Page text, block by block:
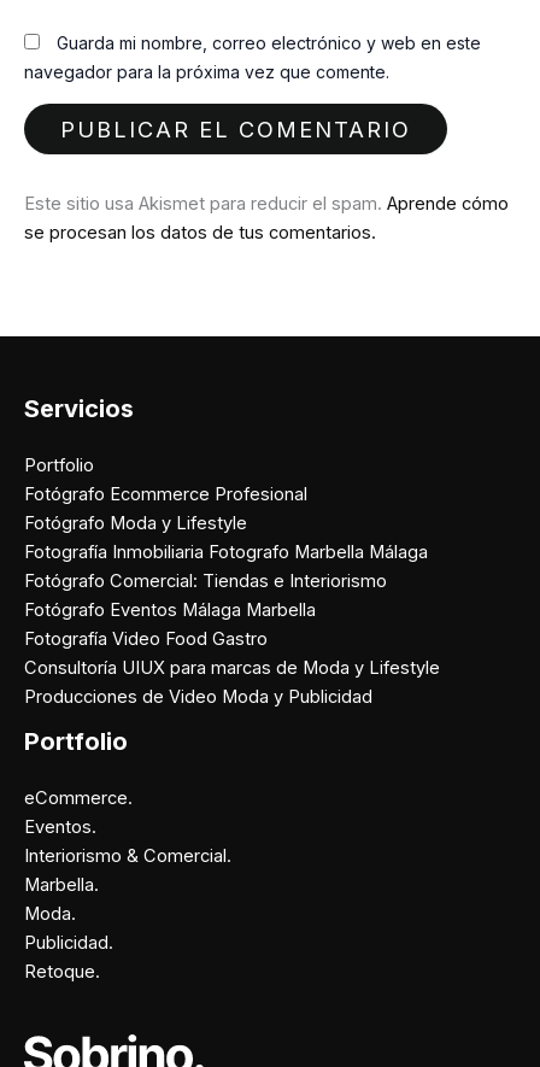
Guarda mi nombre, correo electrónico y web en este
navegador para la próxima vez que comente.
Este sitio usa Akismet para reducir el spam. Aprende cómo
se procesan los datos de tus comentarios.
Servicios
Portfolio
Fotógrafo Ecommerce Profesional
Fotógrafo Moda y Lifestyle
Fotografía Inmobiliaria Fotografo Marbella Málaga
Fotógrafo Comercial: Tiendas e Interiorismo
Fotógrafo Eventos Málaga Marbella
Fotografía Video Food Gastro
Consultoría UIUX para marcas de Moda y Lifestyle
Producciones de Video Moda y Publicidad
Portfolio
eCommerce.
Eventos.
Interiorismo & Comercial.
Marbella.
Moda.
Publicidad.
Retoque.